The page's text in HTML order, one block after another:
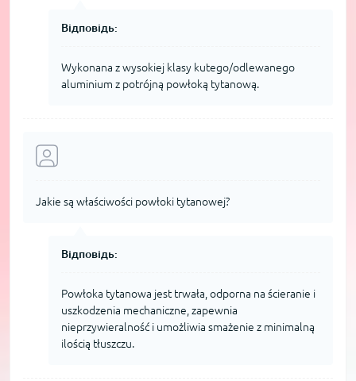
Відповідь:
Wykonana z wysokiej klasy kutego/odlewanego
aluminium z potrójną powłoką tytanową.
Jakie są właściwości powłoki tytanowej?
Відповідь:
Powłoka tytanowa jest trwała, odporna na ścieranie i
uszkodzenia mechaniczne, zapewnia
nieprzywieralność i umożliwia smażenie z minimalną
ilością tłuszczu.